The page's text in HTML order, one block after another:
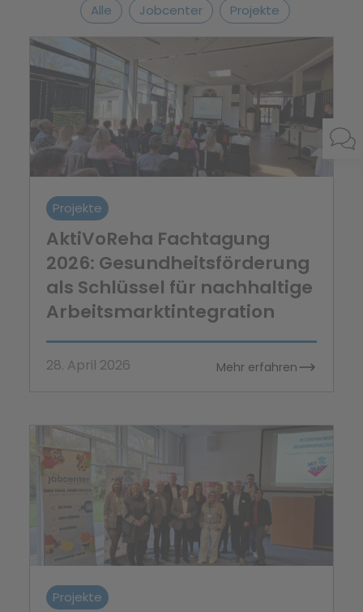
Alle Jobcenter Projekte
Projekte
AktiVoReha Fachtagung
2026: Gesundheitsförderung
als Schlüssel für nachhaltige
Arbeitsmarktintegration
28. April 2026 Mehr erfahren
Projekte